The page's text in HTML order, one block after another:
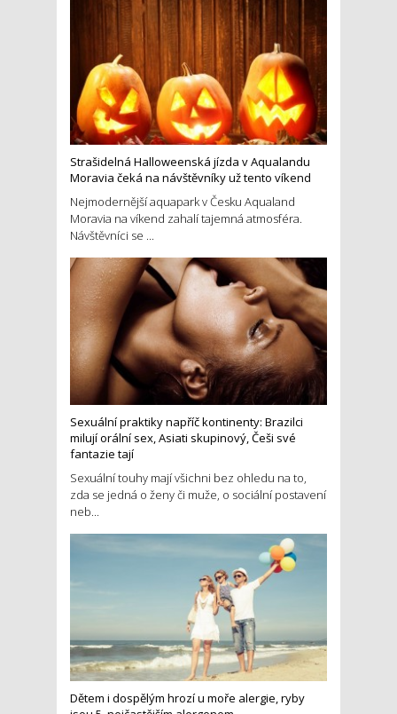
Strašidelná Halloweenská jízda v Aqualandu
Moravia čeká na návštěvníky už tento víkend
Nejmodernější aquapark v Česku Aqualand
Moravia na víkend zahalí tajemná atmosféra.
Návštěvníci se ...
Sexuální praktiky napříč kontinenty: Brazilci
milují orální sex, Asiati skupinový, Češi své
fantazie tají
Sexuální touhy mají všichni bez ohledu na to,
zda se jedná o ženy či muže, o sociální postavení
neb...
Dětem i dospělým hrozí u moře alergie, ryby